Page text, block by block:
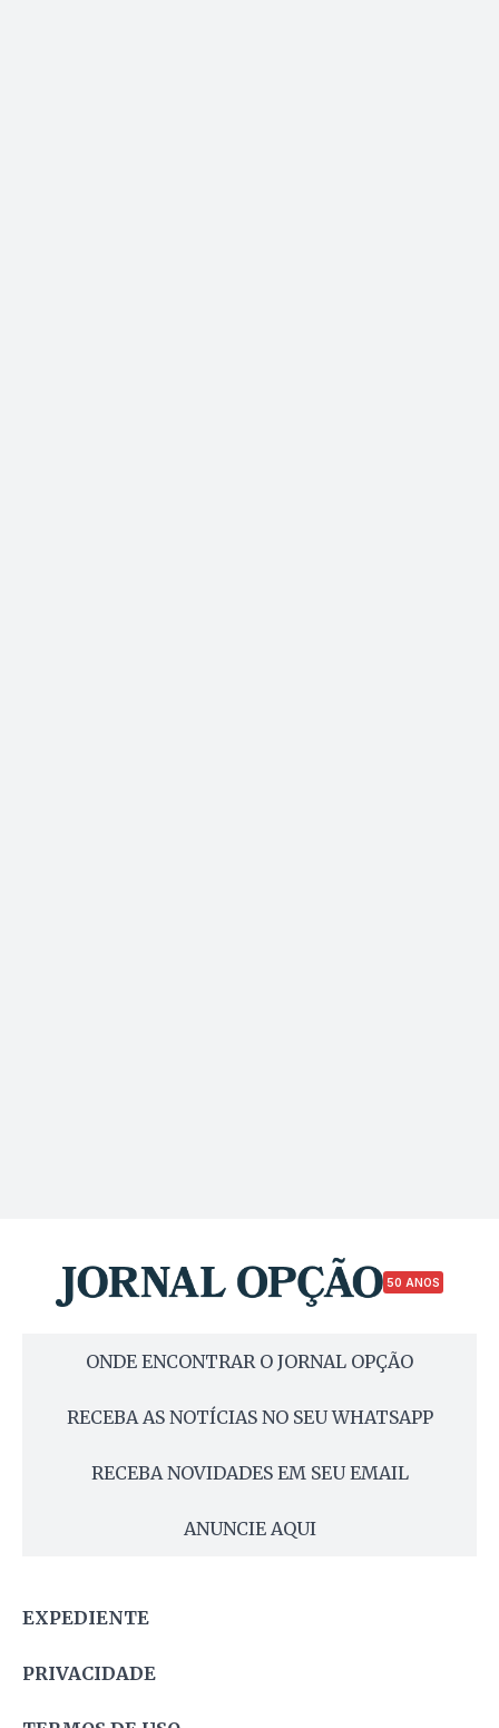
50 ANOS
ONDE ENCONTRAR O JORNAL OPÇÃO
RECEBA AS NOTÍCIAS NO SEU WHATSAPP
RECEBA NOVIDADES EM SEU EMAIL
ANUNCIE AQUI
EXPEDIENTE
PRIVACIDADE